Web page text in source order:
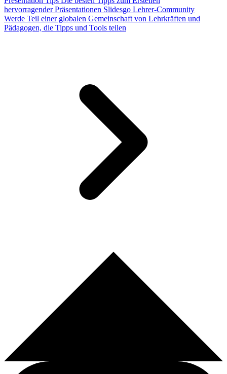
hervorragender Präsentationen Slidesgo Lehrer-Community
Werde Teil einer globalen Gemeinschaft von Lehrkräften und
Pädagogen, die Tipps und Tools teilen